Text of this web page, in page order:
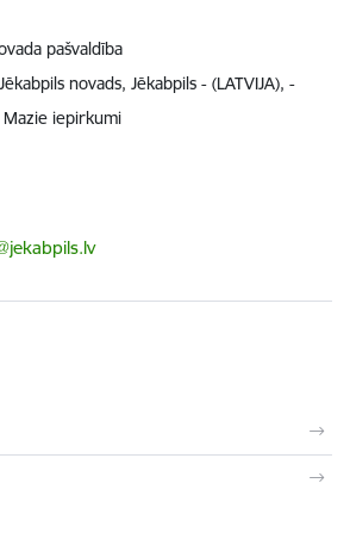
pašvaldība
Jēkabpils novads, Jēkabpils - (LATVIJA), -
Mazie iepirkumi